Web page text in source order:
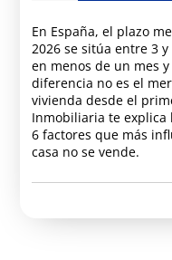
En España, el plazo
2026 se sitúa entre 3
en menos de un mes
diferencia no es el
vivienda desde el
Inmobiliaria te explica
6 factores que más
casa no se vende.